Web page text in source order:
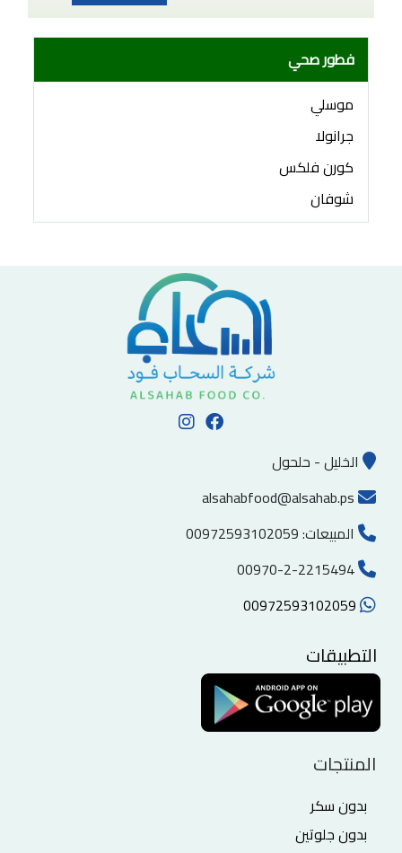
فطور صحي
موسلي
جرانولا
كورن فلكس
شوفان
الخليل - حلحول
alsahabfood@alsahab.ps
المبيعات:00972593102059
التطبيقات
المنتجات
بدون سكر
بدون جلوتين